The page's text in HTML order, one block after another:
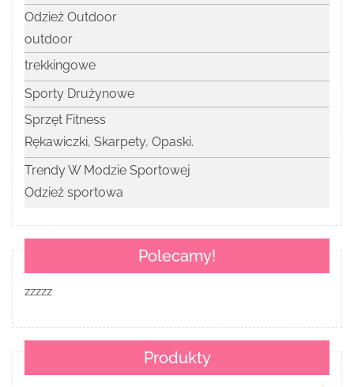
Odzież Outdoor
outdoor
trekkingowe
Sporty Drużynowe
Sprzęt Fitness
Rękawiczki, Skarpety, Opaski.
Trendy W Modzie Sportowej
Odzież sportowa
Polecamy!
zzzzz
Produkty